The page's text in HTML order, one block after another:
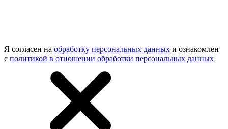
Я согласен на обработку персональных данных и ознакомлен
с политикой в отношении обработки персональных данных